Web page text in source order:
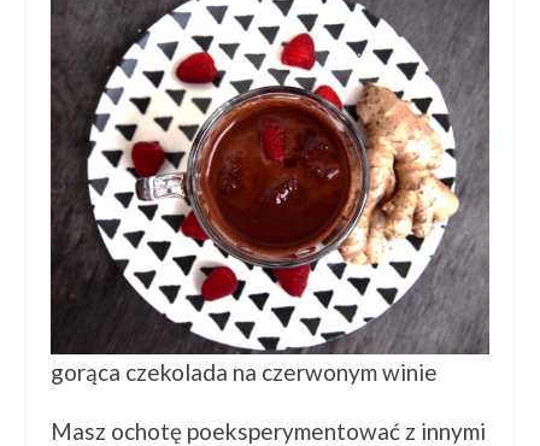
gorąca czekolada na czerwonym winie
Masz ochotę poeksperymentować z innymi